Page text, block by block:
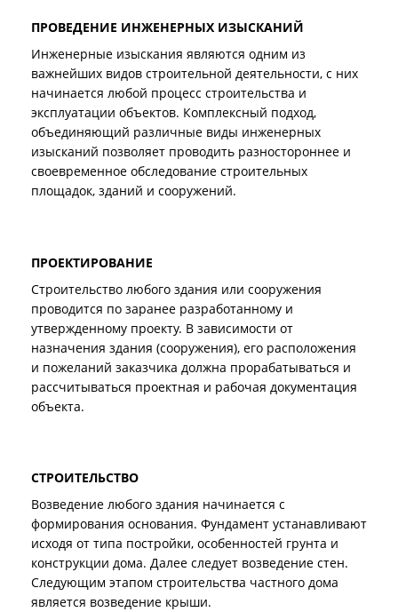
ПРОВЕДЕНИЕ ИНЖЕНЕРНЫХ ИЗЫСКАНИЙ
Инженерные изыскания являются одним из
важнейших видов строительной деятельности, с них
начинается любой процесс строительства и
эксплуатации объектов. Комплексный подход,
объединяющий различные виды инженерных
изысканий позволяет проводить разностороннее и
своевременное обследование строительных
площадок, зданий и сооружений.
ПРОЕКТИРОВАНИЕ
Строительство любого здания или сооружения
проводится по заранее разработанному и
утвержденному проекту. В зависимости от
назначения здания (сооружения), его расположения
и пожеланий заказчика должна прорабатываться и
рассчитываться проектная и рабочая документация
объекта.
СТРОИТЕЛЬСТВО
Возведение любого здания начинается с
формирования основания. Фундамент устанавливают
исходя от типа постройки, особенностей грунта и
конструкции дома. Далее следует возведение стен.
Следующим этапом строительства частного дома
является возведение крыши.